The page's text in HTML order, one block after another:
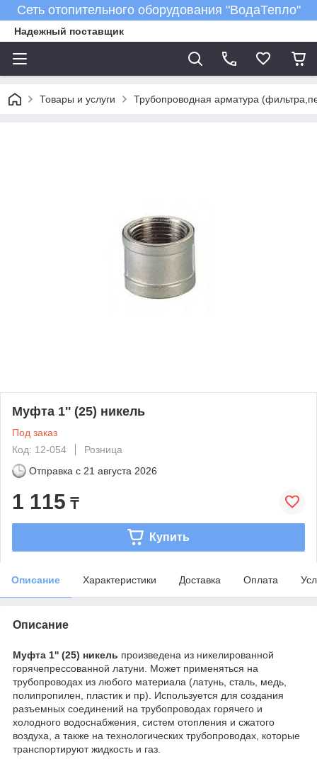
Сеть отопительного оборудования "ВодаТепло"
Надежный поставщик
Товары и услуги Трубопроводная арматура
Муфта 1'' (25) никель
Под заказ
Код: 12-054
Розница
Отправка с 21 августа 2026
1 115 ₸
Купить
Описание Характеристики Доставка Оплата
Описание
Муфта 1'' (25) никель произведена из никелированной
горячепрессованной латуни. Может применяться на
трубопроводах из любого материала (латунь, сталь, медь,
полипропилен, пластик и пр). Используется для создания
разъемных соединений на трубопроводах горячего и
холодного водоснабжения, систем отопления и сжатого
воздуха, а также на технологических трубопроводах, которые
транспортируют жидкость и газ.